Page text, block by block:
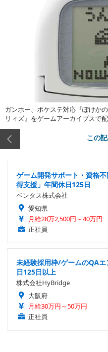
ガンホー、ポケステ対応『ぽけか
リィズ』をゲームアーカイブスで
この
ゲーム開発サポート・資格
得支援」年間休日125日
ベンタス株式会社
愛知県
月給28万2,500円～40万円
正社員
未経験採用枠/ゲームのQA
日125日以上
株式会社HyBridge
大阪府
月給30万円～50万円
正社員